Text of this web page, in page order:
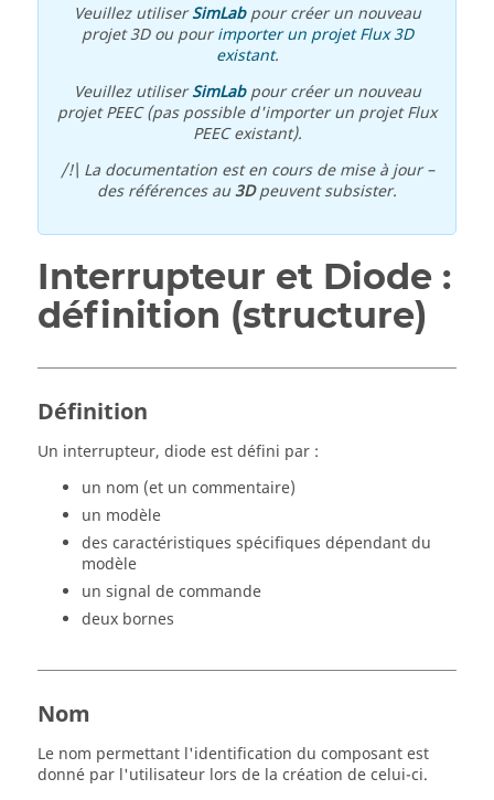
Veuillez utiliserSimLabpour créer un nouveau
projet 3D ou pourimporter un projet Flux 3D
existant.
Veuillez utiliserSimLabpour créer un nouveau
projet PEEC (pas possible d'importer un projet Flux
PEEC existant).
/!\ La documentation est en cours de mise à jour –
des références au3Dpeuvent subsister.
Interrupteur et Diode :
définition (structure)
Définition
Un interrupteur, diode est défini par :
un nom (et un commentaire)
un modèle
des caractéristiques spécifiques dépendant du
modèle
un signal de commande
deux bornes
Nom
Le nom permettant l'identification du composant est
donné par l'utilisateur lors de la création de celui-ci.